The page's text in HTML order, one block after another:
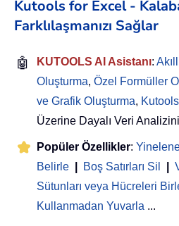
Kutools for Excel -
Farklılaşmanızı Sağlar
🤖 KUTOOLS AI Asistanı:
Oluşturma, Özel Formüller
ve Grafik Oluşturma,
Üzerine Dayalı Veri
Popüler Özellikler:
Belirle
Boş Satırları Sil
Sütunları veya Hücreleri
Kullanmadan Yuvarla ...